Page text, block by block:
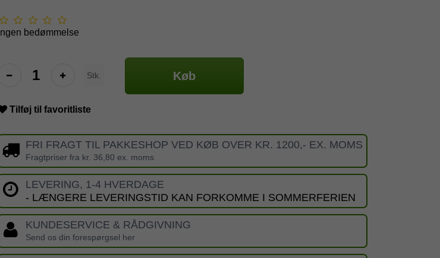
Ingen bedømmelse
Stk. Køb
Tilføj til favoritliste
FRI FRAGT TIL PAKKESHOP VED KØB OVER KR. 1200,- EX. MOMS
Fragtpriser fra kr. 36,80 ex. moms
LEVERING, 1-4 HVERDAGE
- LÆNGERE LEVERINGSTID KAN FORKOMME I SOMMERFERIEN
KUNDESERVICE & RÅDGIVNING
Send os din forespørgsel her